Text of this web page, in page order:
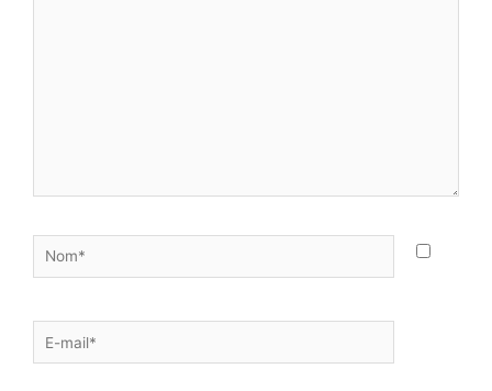
Nom*
E-
mail*